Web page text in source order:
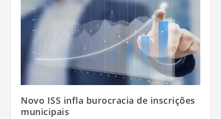
Novo ISS infla burocracia de inscrições
municipais